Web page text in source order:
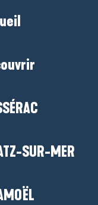
SUR-MER
textile
textile